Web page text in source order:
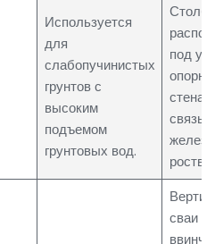
Используется
для
слабопучинистых
грунтов с
высоким
подъемом
грунтовых вод.
под
сваи